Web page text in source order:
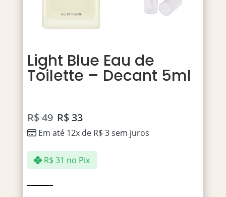
Light Blue Eau de
Toilette – Decant 5ml
R$49 R$33
Em até 12x de R$ 3sem juros
R$ 31 no Pix